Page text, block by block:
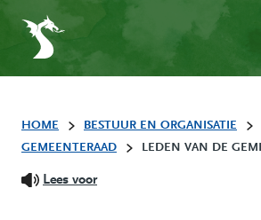
HOME
BESTUUR EN ORGANISATIE
GEMEENTERAAD
LEDEN VAN DE
Lees voor